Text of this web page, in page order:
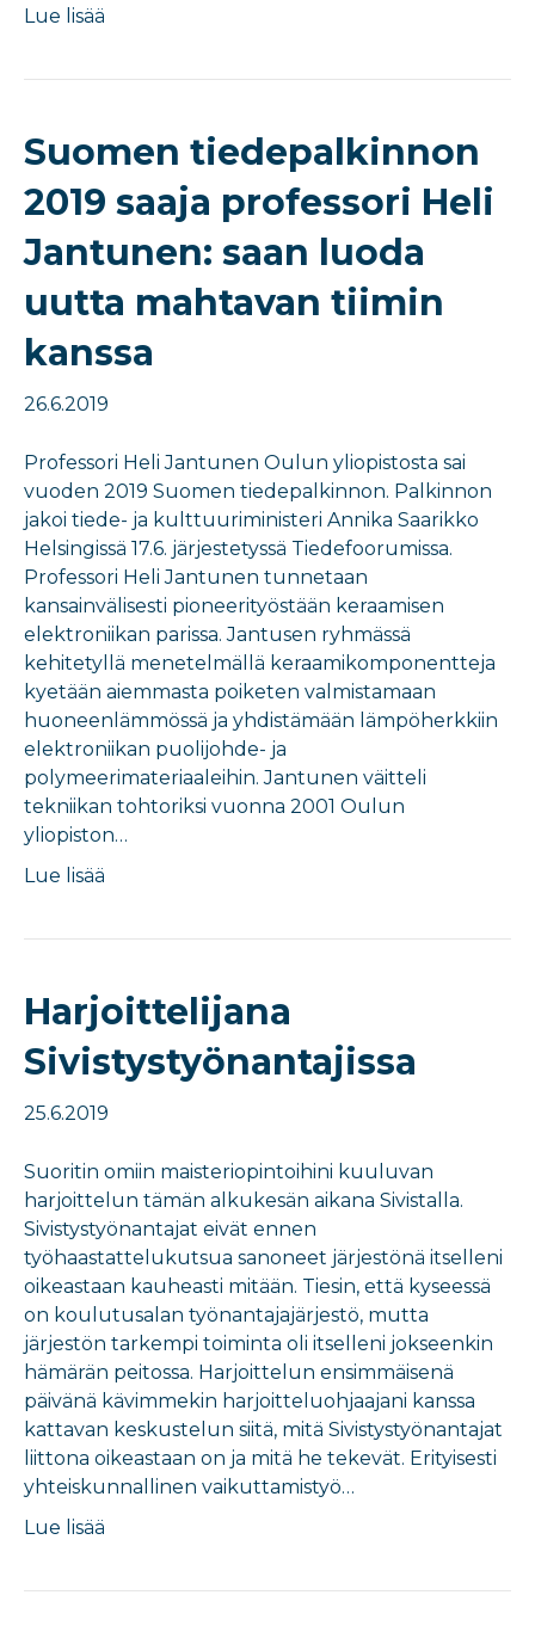
Lue lisää
Suomen tiedepalkinnon
2019 saaja professori Heli
Jantunen: saan luoda
uutta mahtavan tiimin
kanssa
26.6.2019
Professori Heli Jantunen Oulun yliopistosta sai
vuoden 2019 Suomen tiedepalkinnon. Palkinnon
jakoi tiede- ja kulttuuriministeri Annika Saarikko
Helsingissä 17.6. järjestetyssä Tiedefoorumissa.
Professori Heli Jantunen tunnetaan
kansainvälisesti pioneerityöstään keraamisen
elektroniikan parissa. Jantusen ryhmässä
kehitetyllä menetelmällä keraamikomponentteja
kyetään aiemmasta poiketen valmistamaan
huoneenlämmössä ja yhdistämään lämpöherkkiin
elektroniikan puolijohde- ja
polymeerimateriaaleihin. Jantunen väitteli
tekniikan tohtoriksi vuonna 2001 Oulun
yliopiston…
Lue lisää
Harjoittelijana
Sivistystyönantajissa
25.6.2019
Suoritin omiin maisteriopintoihini kuuluvan
harjoittelun tämän alkukesän aikana Sivistalla.
Sivistystyönantajat eivät ennen
työhaastattelukutsua sanoneet järjestönä itselleni
oikeastaan kauheasti mitään. Tiesin, että kyseessä
on koulutusalan työnantajajärjestö, mutta
järjestön tarkempi toiminta oli itselleni jokseenkin
hämärän peitossa. Harjoittelun ensimmäisenä
päivänä kävimmekin harjoitteluohjaajani kanssa
kattavan keskustelun siitä, mitä Sivistystyönantajat
liittona oikeastaan on ja mitä he tekevät. Erityisesti
yhteiskunnallinen vaikuttamistyö…
Lue lisää